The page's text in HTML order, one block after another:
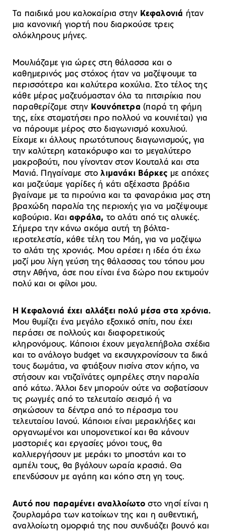
Τα παιδικά μου καλοκαίρια στην Κεφαλονιά ήταν
μια κανονική γιορτή που διαρκούσε τρεις
ολόκληρους μήνες.
Μουλιάζαμε για ώρες στη θάλασσα και ο
καθημερινός μας στόχος ήταν να μαζέψουμε τα
περισσότερα και καλύτερα κοχύλια. Στο τέλος της
κάθε μέρας μαζευόμασταν όλα τα πιτσιρίκια που
παραθερίζαμε στην Κουνόπετρα(παρά τη φήμη
της, είχε σταματήσει προ πολλού να κουνιέται) για
να πάρουμε μέρος στο διαγωνισμό κοχυλιού.
Είχαμε κι άλλους πρωτότυπους διαγωνισμούς, για
την καλύτερη κατακόρυφο και το μεγαλύτερο
μακροβούτι, που γίνονταν στον Κουταλά και στα
Μανιά. Πηγαίναμε στολιμανάκι Βάρκες με απόχες
και μαζεύαμε γαρίδες ή κάτι αξέχαστα βράδια
βγαίναμε με τα πιρούνια και τα φαναράκια μας στη
βραχώδη παραλία της περιοχής για να μαζέψουμε
καβούρια. Και αφράλα, το αλάτι από τις αλυκές.
Σήμερα την κάνω ακόμα αυτή τη βόλτα-
ιεροτελεστία, κάθε τέλη του Μάη, για να μαζέψω
το αλάτι της χρονιάς. Μου αρέσει η ιδέα ότι έχω
μαζί μου λίγη γεύση της θάλασσας του τόπου μου
στην Αθήνα, άσε που είναι ένα δώρο που εκτιμούν
πολύ και οι φίλοι μου.
Η Κεφαλονιά έχει αλλάξει πολύ μέσα στα χρόνια.
Μου θυμίζει ένα μεγάλο εξοχικό σπίτι, που έχει
περάσει σε πολλούς και διαφορετικούς
κληρονόμους. Κάποιοι έχουν μεγαλεπήβολα σχέδια
και το ανάλογο budget να εκσυγχρονίσουν τα δικά
τους δωμάτια, να φτιάξουν πισίνα στον κήπο, να
στήσουν και vτιζαϊνάτες ομπρέλες στην παραλία
από κάτω. Άλλοι δεν μπορούν ούτε να σοβατίσουν
τις ρωγμές από το τελευταίο σεισμό ή να
σηκώσουν τα δέντρα από το πέρασμα του
τελευταίου Ιανού. Κάποιοι είναι μερακλήδες και
οργανωμένοι και υπομονετικοί και θα κάνουν
μαστοριές και εργασίες μόνοι τους, θα
καλλιεργήσουν με μεράκι το μποστάνι και το
αμπέλι τους, θα βγάλουν ωραία κρασιά. Θα
επενδύσουν με αγάπη και κόπο στη γη τους.
Αυτό που παραμένει αναλλοίωτοστο νησί είναι η
ζουρλαμάρα των κατοίκων της και η αυθεντική,
αναλλοίωτη ομορφιά της που συνδυάζει βουνό και